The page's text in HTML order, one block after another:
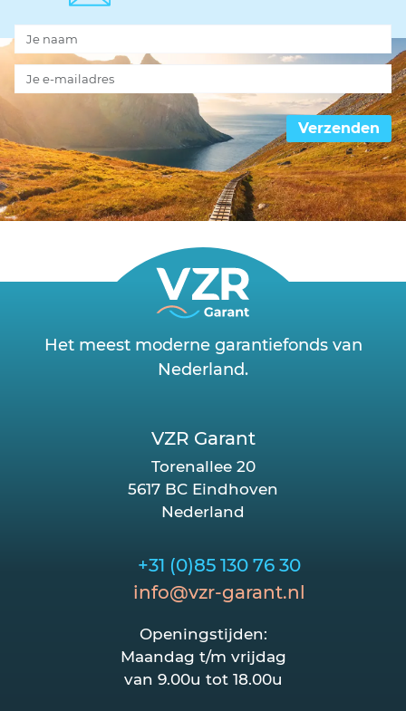
Verzenden
Het meest moderne garantiefonds van
Nederland.
+31 (0)85 130 76 30
info@vzr-garant.nl
Openingstijden:
Maandag t/m vrijdag
van 9.00u tot 18.00u
VZR Garant
Torenallee 20
5617 BC Eindhoven
Nederland